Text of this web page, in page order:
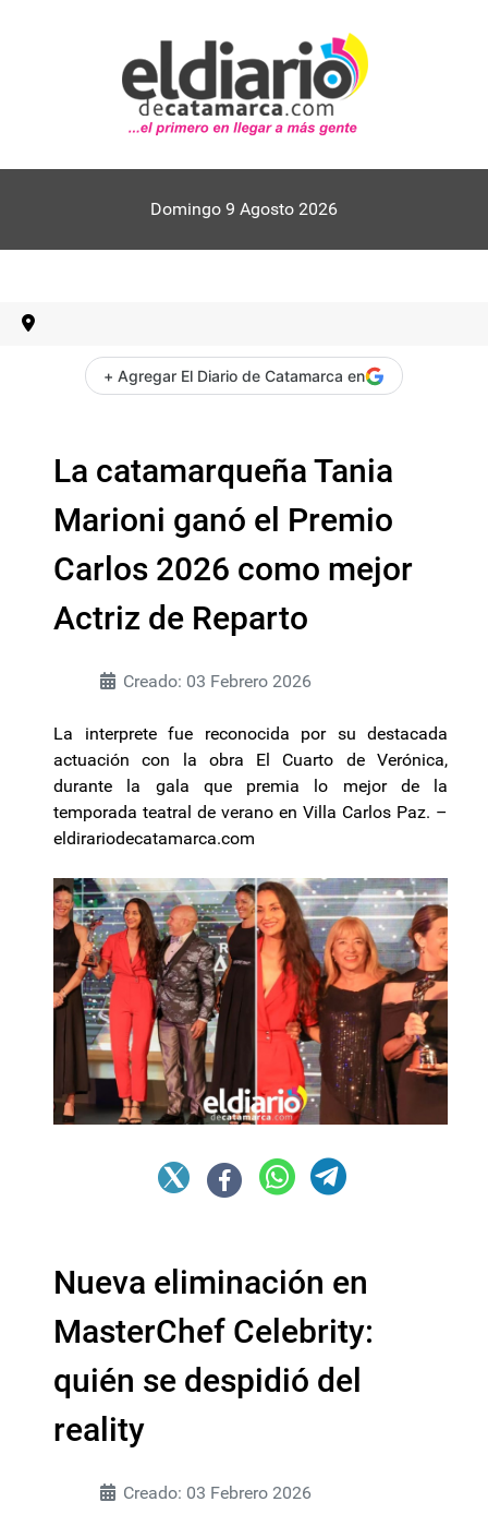
Domingo 9 Agosto 2026
+ Agregar El Diario de Catamarca en
La catamarqueña Tania
Marioni ganó el Premio
Carlos 2026 como mejor
Actriz de Reparto
Creado: 03 Febrero 2026
La interprete fue reconocida por su destacada
actuación con la obra El Cuarto de Verónica,
durante la gala que premia lo mejor de la
temporada teatral de verano en Villa Carlos Paz. –
eldirariodecatamarca.com
Nueva eliminación en
MasterChef Celebrity:
quién se despidió del
reality
Creado: 03 Febrero 2026